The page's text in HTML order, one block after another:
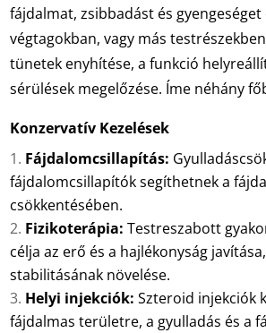
fájdalmat, zsibbadást és
végtagokban, vagy más
tünetek enyhítése, a funkció
sérülések megelőzése. Íme néhány
Konzervatív Kezelések
Fájdalomcsillapítás:
fájdalomcsillapítók segíthetnek a
csökkentésében.
Fizikoterápia: Testreszabott
célja az erő és a hajlékonyság
stabilitásának növelése.
Helyi injekciók: Szteroid injekciók
fájdalmas területre, a gyulladás és a